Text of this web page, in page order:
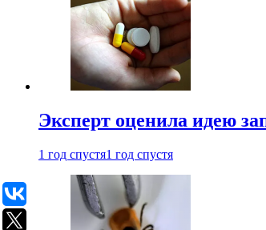
Эксперт оценила идею
1 год спустя1 год спустя